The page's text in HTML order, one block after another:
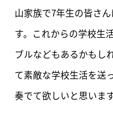
山家族で7年生の皆さ
す。これからの学校生
ブルなどもあるかもし
て素敵な学校生活を送
奏でて欲しいと思います